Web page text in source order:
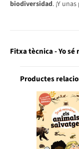
biodiversidad. ¡Y
Fitxa tècnica - Yo
Productes